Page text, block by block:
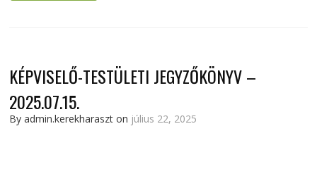
KÉPVISELŐ-TESTÜLETI JEGYZŐKÖNYV –
2025.07.15.
By admin.kerekharaszt on július 22, 2025